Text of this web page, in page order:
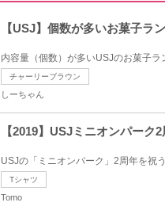
【USJ】個数が多いお菓子ラ
内容量（個数）が多いUSJのお菓子ラ
チャーリーブラウン
しーちゃん
【2019】USJミニオンパーク
USJの「ミニオンパーク」2周年を祝
Tシャツ
Tomo